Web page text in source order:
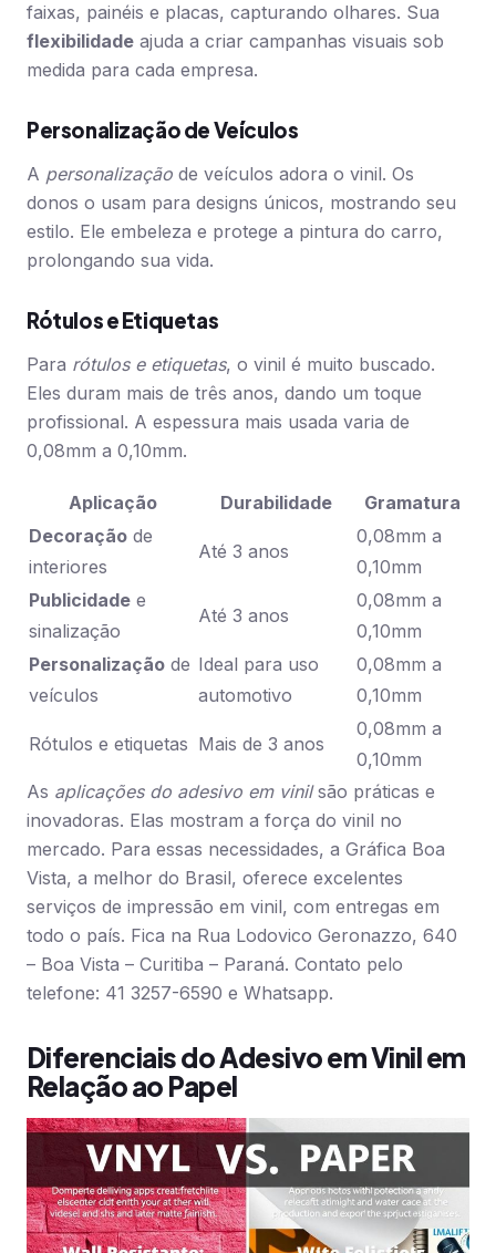
faixas, painéis e placas, capturando olhares. Sua
flexibilidade ajuda a criar campanhas visuais sob
medida para cada empresa.
Personalização de Veículos
A personalização de veículos adora o vinil. Os
donos o usam para designs únicos, mostrando seu
estilo. Ele embeleza e protege a pintura do carro,
prolongando sua vida.
Rótulos e Etiquetas
Para rótulos e etiquetas, o vinil é muito buscado.
Eles duram mais de três anos, dando um toque
profissional. A espessura mais usada varia de
0,08mm a 0,10mm.
Aplicação Durabilidade
Gramatura
Decoração de
interiores
Até 3 anos
0,08mm a
0,10mm
Publicidade e
sinalização
Até 3 anos
0,08mm a
0,10mm
Personalização de
veículos
Ideal para uso
automotivo
0,08mm a
0,10mm
Rótulos e etiquetas Mais de 3 anos
0,08mm a
0,10mm
As aplicações do adesivo em vinilsão práticas e
inovadoras. Elas mostram a força do vinil no
mercado. Para essas necessidades, a Gráfica Boa
Vista, a melhor do Brasil, oferece excelentes
serviços de impressão em vinil, com entregas em
todo o país. Fica na Rua Lodovico Geronazzo, 640
– Boa Vista – Curitiba – Paraná. Contato pelo
telefone: 41 3257-6590 e Whatsapp.
Diferenciais do Adesivo em Vinil em
Relação ao Papel